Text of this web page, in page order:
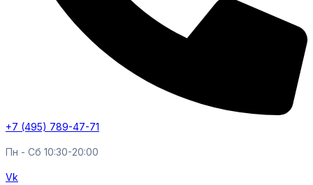
+7 (495) 789-47-71
Пн - Cб 10:30-20:00
Vk